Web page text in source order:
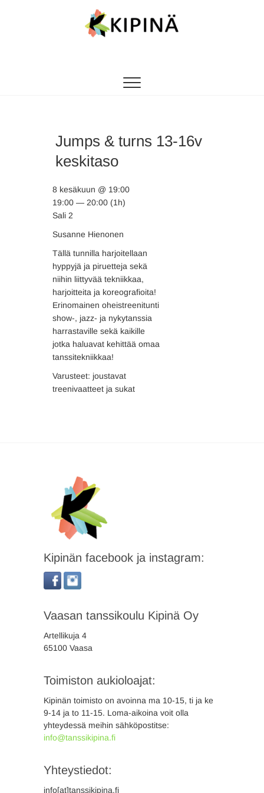
Jumps & turns 13-16v
keskitaso
Tällä tunnilla harjoitellaan
hyppyjä ja piruetteja sekä
niihin liittyvää tekniikkaa,
harjoitteita ja koreografioita!
Erinomainen oheistreenitunti
show-, jazz- ja nykytanssia
harrastaville sekä kaikille
jotka haluavat kehittää omaa
tanssitekniikkaa!
Varusteet: joustavat
treenivaatteet ja sukat
8 kesäkuun @ 19:00
19:00 — 20:00 (1h)
Sali 2
Susanne Hienonen
Kipinän facebook ja instagram:
Vaasan tanssikoulu Kipinä Oy
Artellikuja 4
65100 Vaasa
Toimiston aukioloajat:
Kipinän toimisto on avoinna ma 10-15, ti ja ke
9-14 ja to 11-15. Loma-aikoina voit olla
yhteydessä meihin sähköpostitse:
info@tanssikipina.fi
Yhteystiedot:
info[at]tanssikipina.fi